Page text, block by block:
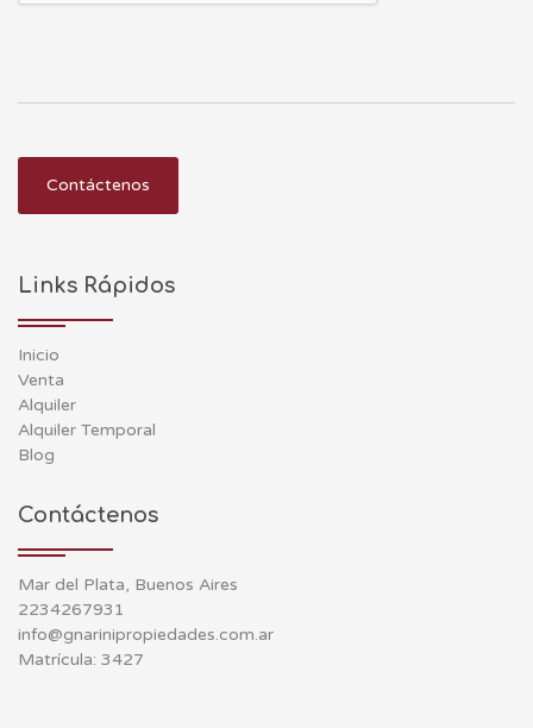
Contáctenos
Links Rápidos
Inicio
Venta
Alquiler
Alquiler Temporal
Blog
Contáctenos
Mar del Plata, Buenos Aires
2234267931
info@gnarinipropiedades.com.ar
Matrícula: 3427